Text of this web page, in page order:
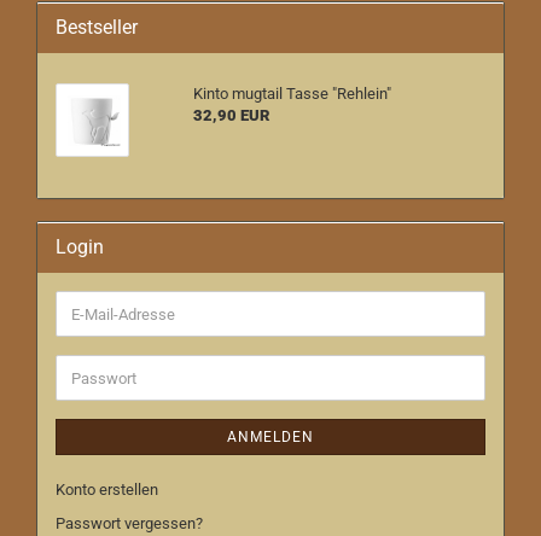
Bestseller
Kinto mugtail Tasse "Rehlein"
32,90 EUR
Login
E-
Mail-
Adresse
Passwort
ANMELDEN
Konto erstellen
Passwort vergessen?